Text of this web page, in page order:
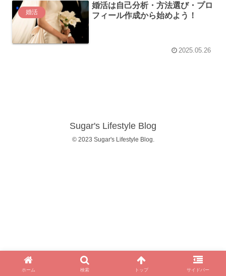
婚活
婚活は自己分析・方法選び・プロ
フィール作成から始めよう！
2025.05.26
Sugar's Lifestyle Blog
© 2023 Sugar's Lifestyle Blog.
ホーム 検索 トップ サイドバー